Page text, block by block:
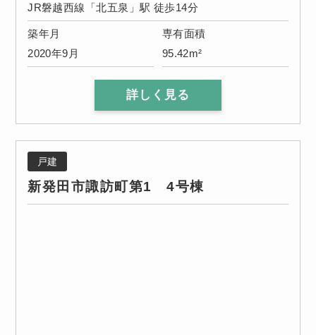
JR磐越西線「北五泉」駅 徒歩14分
築年月
2020年9月
専有面積
95.42m²
詳しく見る
戸建
新発田市諏訪町第1 4号棟